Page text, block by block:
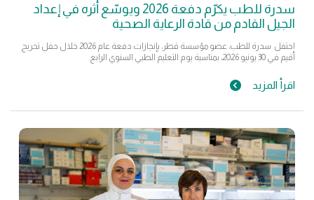
سدرة للطب يكرّم دفعة 2026 ويوسّع أثره في إعداد
الجيل القادم من قادة الرعاية الصحية
احتفل سدرة للطب، عضو مؤسسة قطر، بإنجازات دفعة عام 2026 خلال حفل تخريج
أقيم في 30 يونيو 2026، بمناسبة يوم التعليم الطبي السنوي الرابع.
اقرأ المزيد